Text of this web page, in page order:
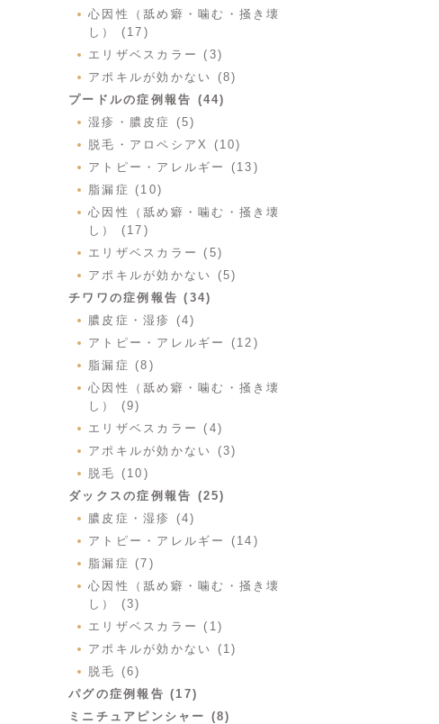
心因性（舐め癖・噛む・掻き壊
し） (17)
エリザベスカラー (3)
アポキルが効かない (8)
プードルの症例報告 (44)
湿疹・膿皮症 (5)
脱毛・アロペシアX (10)
アトピー・アレルギー (13)
脂漏症 (10)
心因性（舐め癖・噛む・掻き壊
し） (17)
エリザベスカラー (5)
アポキルが効かない (5)
チワワの症例報告 (34)
膿皮症・湿疹 (4)
アトピー・アレルギー (12)
脂漏症 (8)
心因性（舐め癖・噛む・掻き壊
し） (9)
エリザベスカラー (4)
アポキルが効かない (3)
脱毛 (10)
ダックスの症例報告 (25)
膿皮症・湿疹 (4)
アトピー・アレルギー (14)
脂漏症 (7)
心因性（舐め癖・噛む・掻き壊
し） (3)
エリザベスカラー (1)
アポキルが効かない (1)
脱毛 (6)
パグの症例報告 (17)
ミニチュアピンシャー (8)